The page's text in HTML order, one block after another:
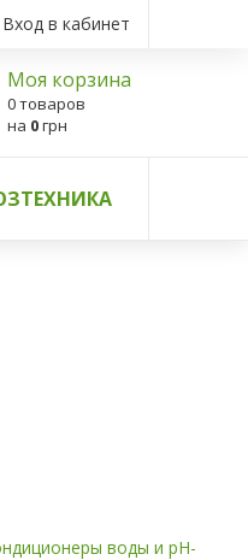
Вход в кабинет
Моя корзина
0 товаров
на 0грн
воды и pH-